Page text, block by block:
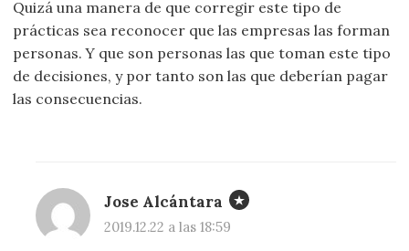
Quizá una manera de que corregir este tipo de
prácticas sea reconocer que las empresas las forman
personas. Y que son personas las que toman este tipo
de decisiones, y por tanto son las que deberían pagar
las consecuencias.
Jose Alcántara
2019.12.22 a las 18:59